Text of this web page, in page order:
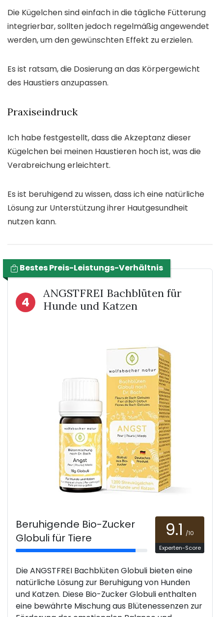
Die Kügelchen sind einfach in die tägliche Fütterung
integrierbar, sollten jedoch regelmäßig angewendet
werden, um den gewünschten Effekt zu erzielen.
Es ist ratsam, die Dosierung an das Körpergewicht
des Haustiers anzupassen.
Praxiseindruck
Ich habe festgestellt, dass die Akzeptanz dieser
Kügelchen bei meinen Haustieren hoch ist, was die
Verabreichung erleichtert.
Es ist beruhigend zu wissen, dass ich eine natürliche
Lösung zur Unterstützung ihrer Hautgesundheit
nutzen kann.
Bestes Preis-Leistungs-Verhältnis
4
ANGSTFREI Bachblüten für
Hunde und Katzen
Beruhigende Bio-Zucker
Globuli für Tiere
9.1 /10
Experten-Score
Die ANGSTFREI Bachblüten Globuli bieten eine
natürliche Lösung zur Beruhigung von Hunden
und Katzen. Diese Bio-Zucker Globuli enthalten
eine bewährte Mischung aus Blütenessenzen zur